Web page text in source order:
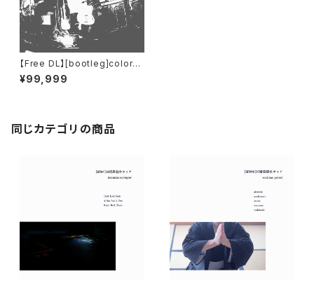
【Free DL】[bootleg​]​colorm
al - 191117 (​@​Kyoto Club M
etro)
¥99,999
同じカテゴリの商品